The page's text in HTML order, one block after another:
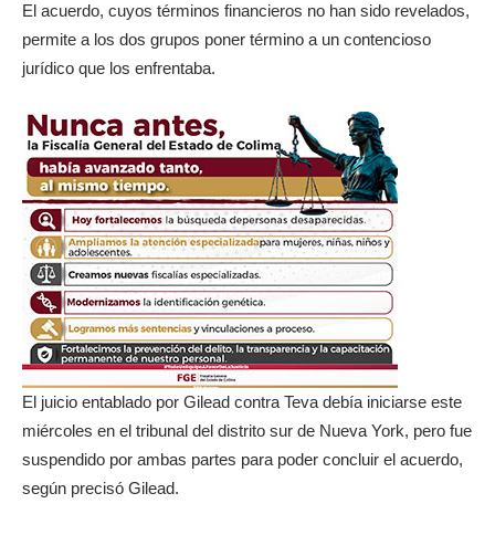
El acuerdo, cuyos términos financieros no han sido revelados,
permite a los dos grupos poner término a un contencioso
jurídico que los enfrentaba.
El juicio entablado por Gilead contra Teva debía iniciarse este
miércoles en el tribunal del distrito sur de Nueva York, pero fue
suspendido por ambas partes para poder concluir el acuerdo,
según precisó Gilead.